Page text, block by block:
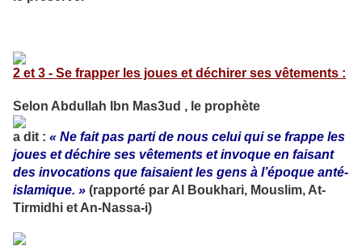
2 et 3 - Se frapper les joues et déchirer ses vêtements :
Selon Abdullah Ibn Mas3ud , le prophète
a dit : « Ne fait pas parti de nous celui qui se frappe les
joues et déchire ses vêtements et invoque en faisant
des invocations que faisaient les gens à l’époque anté-
islamique. » (rapporté par Al Boukhari, Mouslim, At-
Tirmidhi et An-Nassa-i)